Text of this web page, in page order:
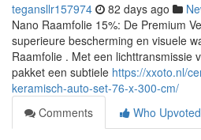
tegansllr157974 82 days ago
Nano Raamfolie 15%: De Premium
superieure bescherming en visuele
Raamfolie . Met een lichttransmissie
pakket een subtiele https://xxoto.nl/
keramisch-auto-set-76-x-300-cm/
Comments
Who Upvoted